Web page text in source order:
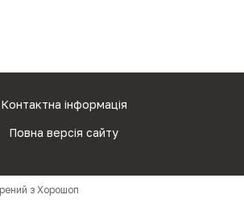
Контактна інформація
Повна версія сайту
з Хорошоп